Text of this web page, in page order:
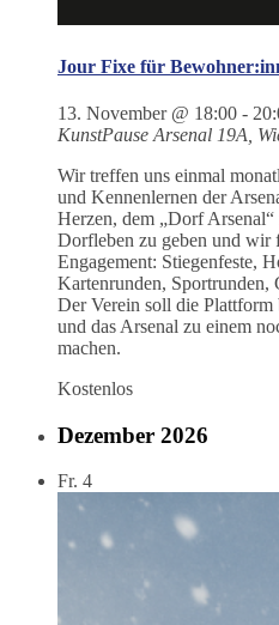
Jour Fixe für
13. November @ 18:00 -
KunstPause Arsenal 19A,
Wir treffen uns einmal
und Kennenlernen der
Herzen, dem „Dorf
Dorfleben zu geben und wir
Engagement: Stiegenfeste,
Kartenrunden, Sportrunden,
Der Verein soll die
und das Arsenal zu einem
machen.
Kostenlos
Dezember 2026
Fr. 4